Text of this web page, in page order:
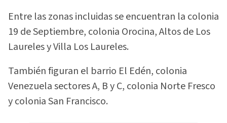
Entre las zonas incluidas se encuentran la colonia
19 de Septiembre, colonia Orocina, Altos de Los
Laureles y Villa Los Laureles.
También figuran el barrio El Edén, colonia
Venezuela sectores A, B y C, colonia Norte Fresco
y colonia San Francisco.